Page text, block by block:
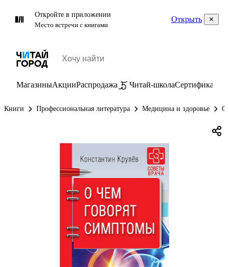
Откройте в приложении
Место встречи с книгами
Открыть
МагазиныАкцииРаспродажа Читай-школаСертификаты
Книги Профессиональная литература Медицина и здоровье О